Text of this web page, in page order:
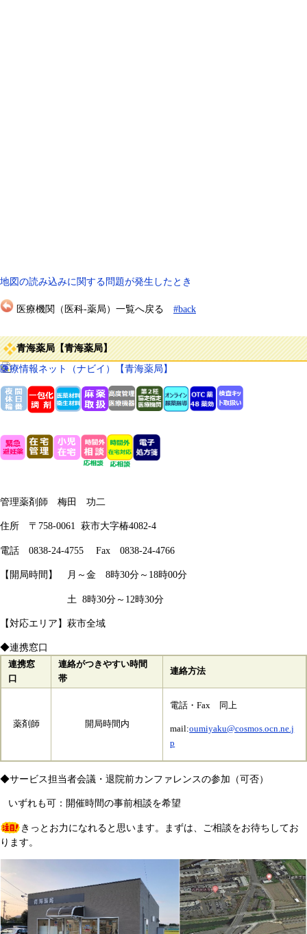
地図の読み込みに関する問題が発生したとき
医療機関（医科-薬局）一覧へ戻る #back
青海薬局【青海薬局】
医療情報ネット（ナビイ）【青海薬局】
管理薬剤師 梅田 功二
住所 〒758-0061 萩市大字椿4082-4
電話 0838-24-4755 Fax 0838-24-4766​
【開局時間】 月～金 8時30分～18時00分
土 8時30分～12時30分
【対応エリア】萩市全域
◆連携窓口
連携窓
口
連絡がつきやすい時間
帯
連絡方法
薬剤師 開局時間内
電話・Fax 同上
mail:oumiyaku@cosmos.ocn.ne.j
p
◆サービス担当者会議・退院前カンファレンスの参加（可否）
いずれも可：開催時間の事前相談を希望
きっとお力になれると思います。まずは、ご相談をお待ちしてお
ります。